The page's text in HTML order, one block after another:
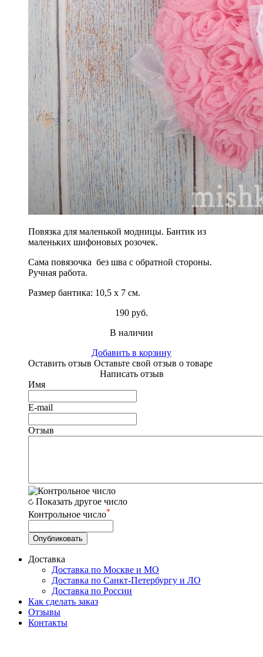
Повязка для маленькой модницы. Бантик из
маленьких шифоновых розочек.
Сама повязочка без шва с обратной стороны.
Ручная работа.
Размер бантика: 10,5 х 7 см.
190 руб.
В наличии
Добавить в корзину
Оставить отзыв Оставьте свой отзыв о товаре
Написать отзыв
Имя
E-mail
Отзыв
Показать другое число
Контрольное число*
Доставка
Доставка по Москве и МО
Доставка по Санкт-Петербургу и ЛО
Доставка по России
Как сделать заказ
Отзывы
Контакты